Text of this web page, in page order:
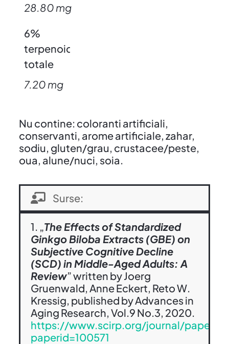
28.80 mg
6%
terpenoide
totale
7.20 mg
Nu contine: coloranti artificiali,
conservanti, arome artificiale, zahar,
sodiu, gluten/grau, crustacee/peste,
oua, alune/nuci, soia.
Surse:
1. „The Effects of Standardized
Ginkgo Biloba Extracts (GBE) on
Subjective Cognitive Decline
(SCD) in Middle-Aged Adults: A
Review” written by Joerg
Gruenwald, Anne Eckert, Reto W.
Kressig, published by Advances in
Aging Research, Vol.9 No.3, 2020.
https://www.scirp.org/journal/
paperid=100571